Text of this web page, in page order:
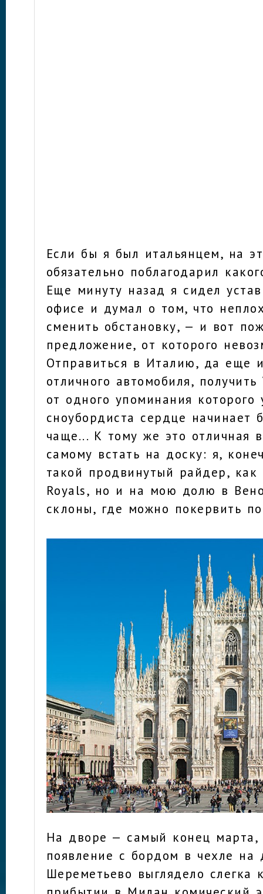
Если бы я был итальянцем, на
обязательно поблагодарил
Еще минуту назад я сидел
офисе и думал о том, что
сменить обстановку, — и вот
предложение, от которого
Отправиться в Италию, да еще
отличного автомобиля,
от одного упоминания которого
сноубордиста сердце начинает
чаще... К тому же это отличная
самому встать на доску: я,
такой продвинутый райдер, как
Royals, но и на мою долю в
склоны, где можно покервить
На дворе — самый конец марта,
появление с бордом в чехле
Шереметьево выглядело слегка